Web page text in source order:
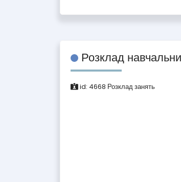
Розклад
id: 4668 Розклад занять